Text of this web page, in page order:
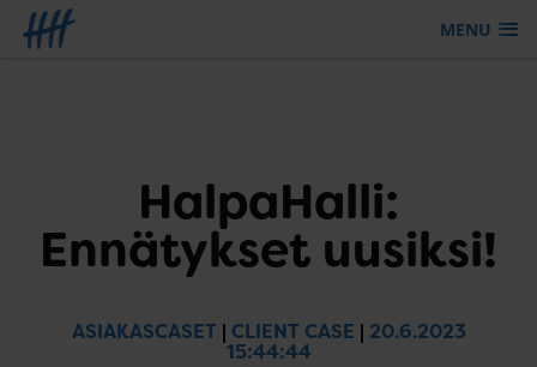
MENU
HalpaHalli:
Ennätykset uusiksi!
ASIAKASCASET | CLIENT CASE | 20.6.2023
15:44:44